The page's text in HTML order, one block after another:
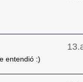
entendió :)